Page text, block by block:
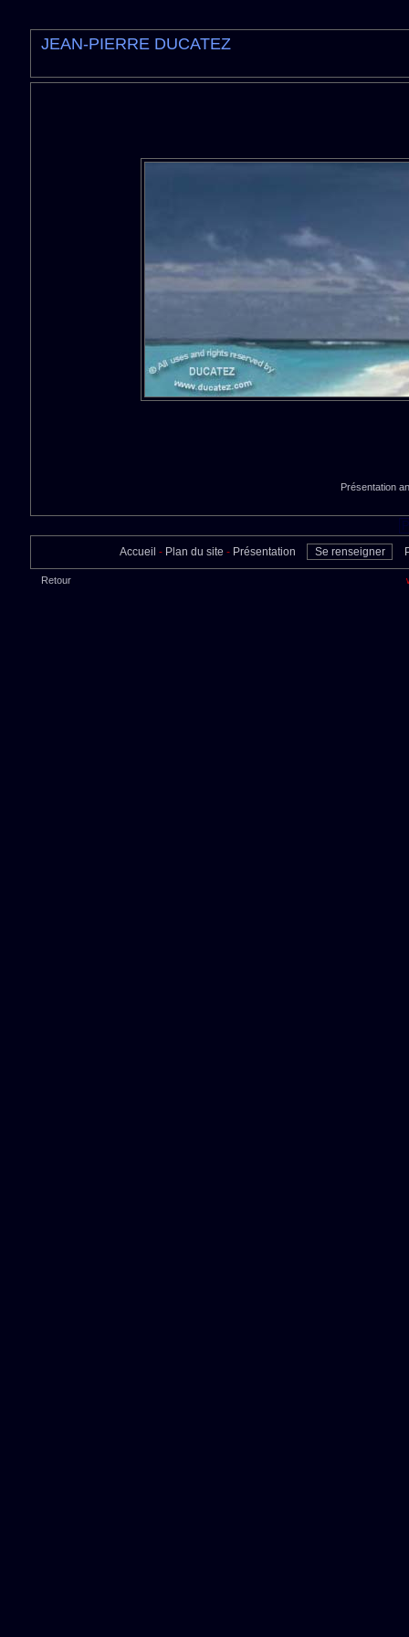
JEAN-PIERRE DUCATEZ
Présentation
Accueil - Plan du site - Présentation Se renseigner
Retour